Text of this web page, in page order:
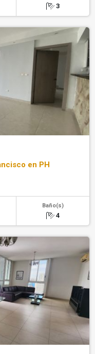
3
en PH
Baño(s)
4